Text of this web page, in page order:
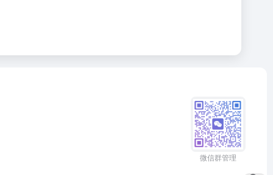
微信群管理